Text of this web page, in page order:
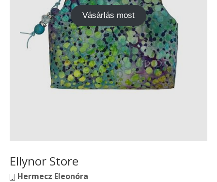
Vásárlás most
Ellynor Store
Hermecz Eleonóra